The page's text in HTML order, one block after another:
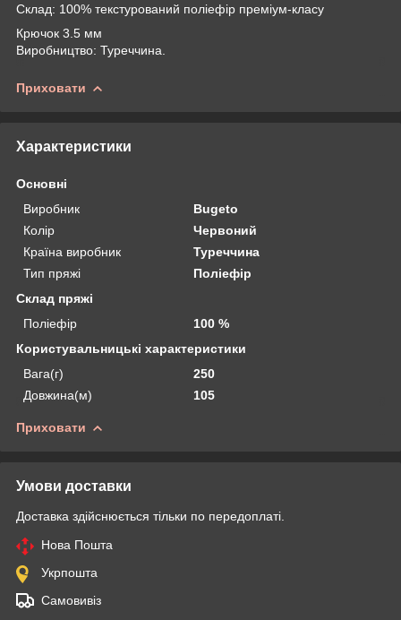
Склад: 100% текстурований поліефір преміум-класу
Крючок 3.5 мм
Виробництво: Туреччина.
Приховати
Характеристики
Основні
Виробник
Bugeto
Колір
Червоний
Країна виробник
Туреччина
Тип пряжі
Поліефір
Склад пряжі
Поліефір
100 %
Користувальницькі характеристики
Вага(г)
250
Довжина(м)
105
Приховати
Умови доставки
Доставка здійснюється тільки по передоплаті.
Нова Пошта
Укрпошта
Самовивіз